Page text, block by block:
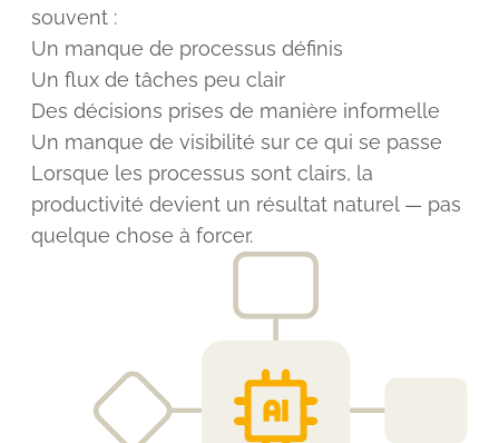
souvent :
Un manque de processus définis
Un flux de tâches peu clair
Des décisions prises de manière informelle
Un manque de visibilité sur ce qui se passe
Lorsque les processus sont clairs, la
productivité devient un résultat naturel — pas
quelque chose à forcer.